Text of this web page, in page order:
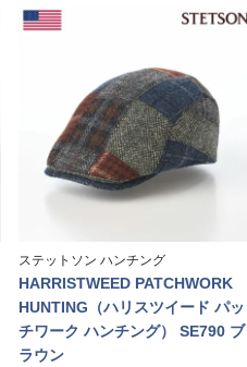
ステットソン ハンチング
HARRISTWEED PATCHWORK
HUNTING（ハリスツイード パッ
チワーク ハンチング） SE790 ブ
ラウン